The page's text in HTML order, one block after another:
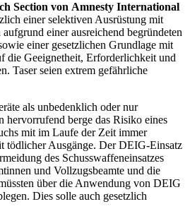
Section von Amnesty International
einer selektiven Ausrüstung mit
einer ausreichend begründeten
einer gesetzlichen Grundlage mit
die Geeignetheit, Erforderlichkeit und
Taserseien extrem gefährliche
als unbedenklich oder nur
hervorrufend berge das Risiko eines
mit im Laufe der Zeit immer
tödlicher Ausgänge. Der DEIG-Einsatz
des Schusswaffeneinsatzes
und Vollzugsbeamte und die
über die Anwendung von DEIG
Dies solle auch gesetzlich